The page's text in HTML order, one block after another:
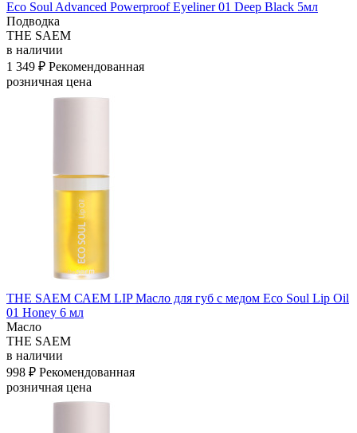
Eco Soul Advanced Powerproof Eyeliner 01 Deep Black 5мл
Подводка
THE SAEM
в наличии
1 349 ₽ Рекомендованная
розничная цена
THE SAEM САЕМ LIP Масло для губ с медом Eco Soul Lip Oil
01 Honey 6 мл
Масло
THE SAEM
в наличии
998 ₽ Рекомендованная
розничная цена